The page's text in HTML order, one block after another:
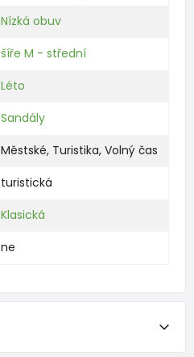
Nízká obuv
šíře M - střední
Léto
Sandály
Městské, Turistika, Volný čas
turistická
Klasická
ne